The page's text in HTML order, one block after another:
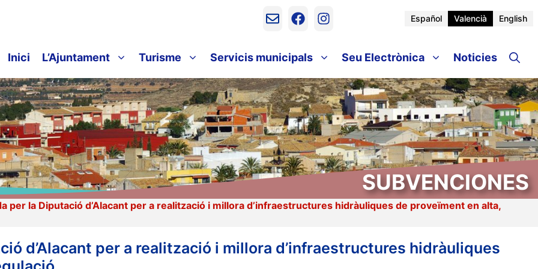
Español Valencià English
Inici L’Ajuntament Turisme Servicis municipals Seu Electrònica Noticies
SUBVENCIONES
per la Diputació d’Alacant per a realització i millora d’infraestructures hidràuliques de proveïment en alta,
d’Alacant per a realització i millora d’infraestructures hidràuliques